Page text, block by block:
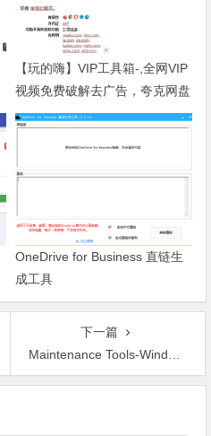
【玩的嗨】VIP工具箱-,全网VIP
视频免费破解去广告，夸克网盘
直链批量获取等诸多功能
OneDrive for Business 直链生
成工具
下一篇
Maintenance Tools-Windows系统优化修复工具